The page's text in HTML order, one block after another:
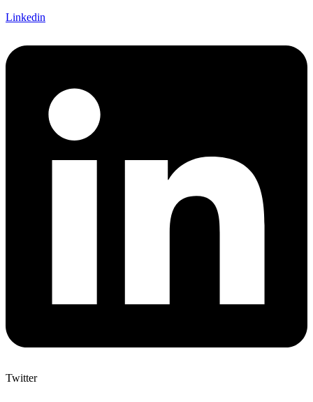
Linkedin
Twitter